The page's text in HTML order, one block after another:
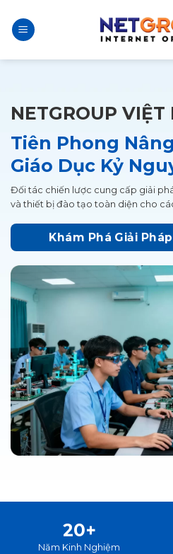
content
NETGROUP VIỆT
Tiên Phong
Giáo Dục Kỷ
Đối tác chiến lược cung cấp giải
và thiết bị đào tạo toàn diện cho
Khám Phá Giải
20+
Năm Kinh Nghiệm